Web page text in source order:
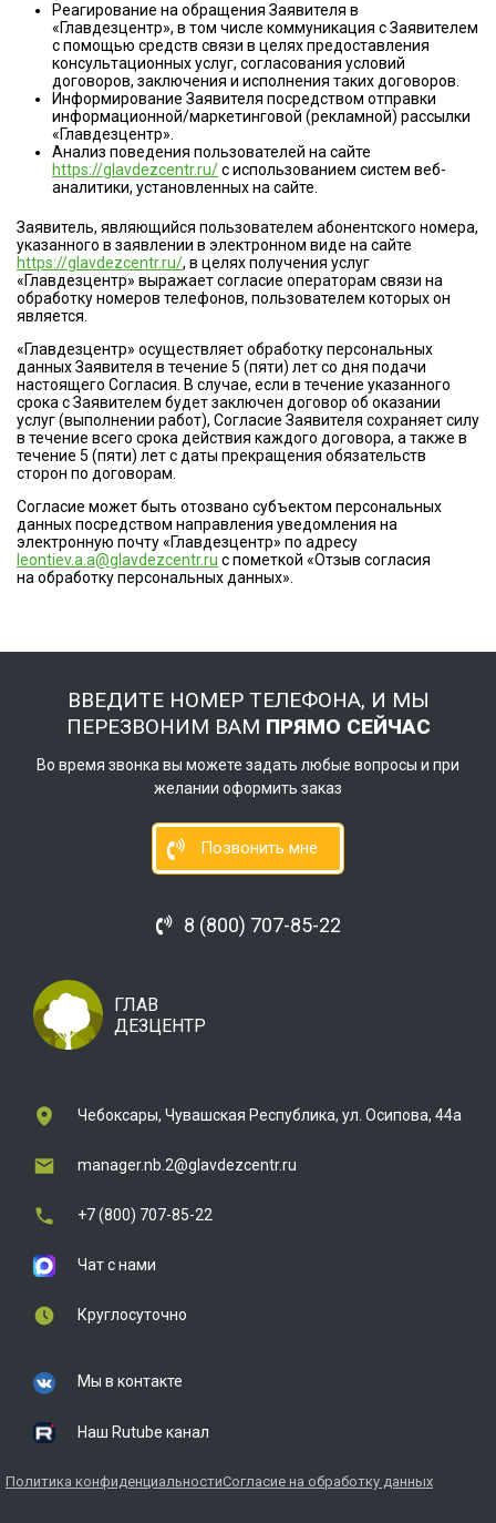
Реагирование на обращения Заявителя в
«Главдезцентр», в том числе коммуникация с Заявителем
с помощью средств связи в целях предоставления
консультационных услуг, согласования условий
договоров, заключения и исполнения таких договоров.
Информирование Заявителя посредством отправки
информационной/маркетинговой (рекламной) рассылки
«Главдезцентр».
Анализ поведения пользователей на сайте
https://glavdezcentr.ru/с использованием систем веб-
аналитики, установленных на сайте.
Заявитель, являющийся пользователем абонентского номера,
указанного в заявлении в электронном виде на сайте
https://glavdezcentr.ru/, в целях получения услуг
«Главдезцентр» выражает согласие операторам связи на
обработку номеров телефонов, пользователем которых он
является.
«Главдезцентр» осуществляет обработку персональных
данных Заявителя в течение 5 (пяти) лет со дня подачи
настоящего Согласия. В случае, если в течение указанного
срока с Заявителем будет заключен договор об оказании
услуг (выполнении работ), Согласие Заявителя сохраняет силу
в течение всего срока действия каждого договора, а также в
течение 5 (пяти) лет с даты прекращения обязательств
сторон по договорам.
Согласие может быть отозвано субъектом персональных
данных посредством направления уведомления на
электронную почту «Главдезцентр» по адресу
leontiev.a.a@glavdezcentr.ru с пометкой «Отзыв согласия
на обработку персональных данных».
ВВЕДИТЕ НОМЕР ТЕЛЕФОНА, И МЫ
ПЕРЕЗВОНИМ ВАМ ПРЯМО СЕЙЧАС
Во время звонка вы можете задать любые вопросы и при
желании оформить заказ
Позвонить мне
8 (800) 707-85-22
ГЛАВ
ДЕЗЦЕНТР
Чебоксары, Чувашская Республика, ул. Осипова, 44а
manager.nb.2@glavdezcentr.ru
+7 (800) 707-85-22
Чат с нами
Круглосуточно
Мы в контакте
Наш Rutube канал
Политика конфиденциальностиСогласие на обработку данных